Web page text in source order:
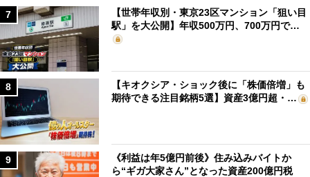
7
【世帯年収別・東京23区マンション「狙い目
駅」を大公開】年収500万円、700万円で…
8
【キオクシア・ショック後に「株価倍増」も
期待できる注目銘柄5選】資産3億円超・…
9
《利益は年5億円前後》住み込みバイトか
ら“ギガ大家さん”となった資産200億円税